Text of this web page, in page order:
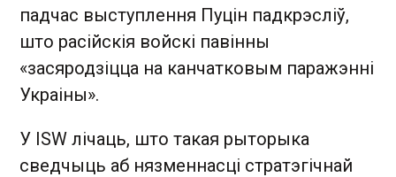
падчас выступлення Пуцін падкрэсліў,
што расійскія войскі павінны
«засяродзіцца на канчатковым паражэнні
Украіны».
У ISW лічаць, што такая рыторыка
сведчыць аб нязменнасці стратэгічнай